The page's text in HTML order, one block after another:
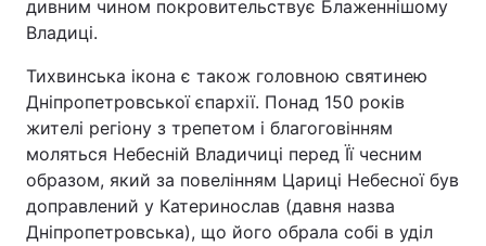
дивним чином покровительствує Блаженнішому
Владиці.
Тихвинська ікона є також головною святинею
Дніпропетровської єпархії. Понад 150 років
жителі регіону з трепетом і благоговінням
моляться Небесній Владичиці перед Її чесним
образом, який за повелінням Цариці Небесної був
доправлений у Катеринослав (давня назва
Дніпропетровська), що його обрала собі в уділ